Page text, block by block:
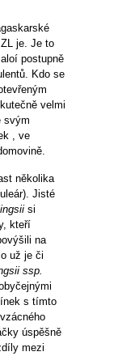
je. Je to
postupně
Kdo se
velmi
svým
, ve
několika
Jisté
si
kteří
na
už je či
ssp.
s tímto
úspěšně
mezi